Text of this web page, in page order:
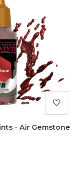
- Air Gemstone